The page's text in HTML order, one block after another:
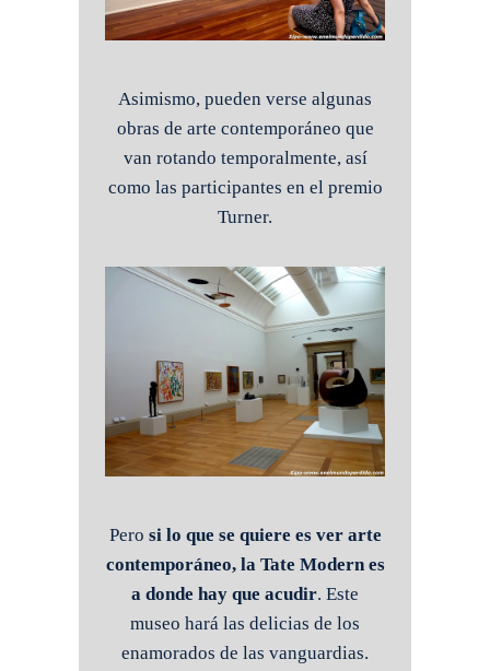
Asimismo, pueden verse algunas
obras de arte contemporáneo que
van rotando temporalmente, así
como las participantes en el premio
Turner.
Pero si lo que se quiere es ver arte
contemporáneo, la Tate Modern es
a donde hay que acudir. Este
museo hará las delicias de los
enamorados de las vanguardias.